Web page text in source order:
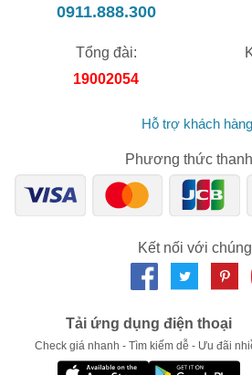
0911.888.300
Tổng đài:
19002054
Hỗ trợ khách hàng
Phương thức
Kết nối với
Tải ứng dụng điện thoại
Check giá nhanh - Tìm kiếm dễ - Ưu đãi